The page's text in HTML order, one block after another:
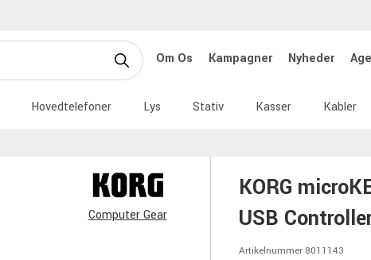
Om Os Kampagner Nyheder
Hovedtelefoner Lys Stativ Kasser Kabler
Computer Gear
KORG
USB
Artikelnummer 8011143